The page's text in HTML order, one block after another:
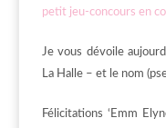
petit jeu-concours en
Je vous dévoile
La Halle – et le nom
Félicitations ‘Emm